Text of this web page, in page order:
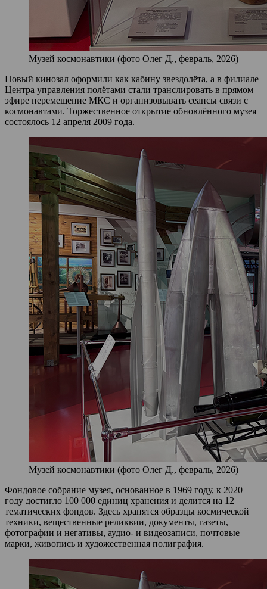
Музей космонавтики (фото Олег Д., февраль, 2026)
Новый кинозал оформили как кабину звездолёта, а в филиале
Центра управления полётами стали транслировать в прямом
эфире перемещение МКС и организовывать сеансы связи с
космонавтами. Торжественное открытие обновлённого музея
состоялось 12 апреля 2009 года.
Музей космонавтики (фото Олег Д., февраль, 2026)
Фондовое собрание музея, основанное в 1969 году, к 2020
году достигло 100 000 единиц хранения и делится на 12
тематических фондов. Здесь хранятся образцы космической
техники, вещественные реликвии, документы, газеты,
фотографии и негативы, аудио‑ и видеозаписи, почтовые
марки, живопись и художественная полиграфия.